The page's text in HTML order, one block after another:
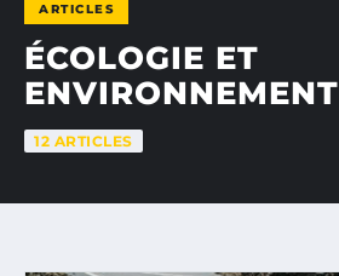
ARTICLES
ÉCOLOGIE ET
ENVIRONNEMENT
12 ARTICLES